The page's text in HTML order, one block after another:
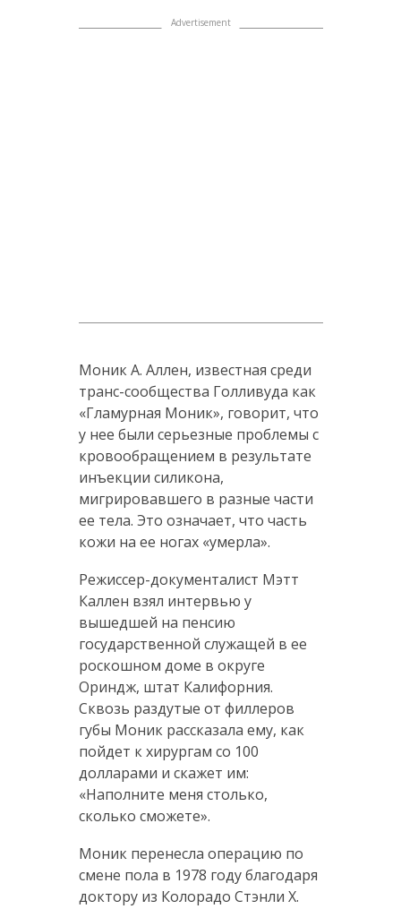
Моник А. Аллен, известная среди
транс-сообщества Голливуда как
«Гламурная Моник», говорит, что
у нее были серьезные проблемы с
кровообращением в результате
инъекции силикона,
мигрировавшего в разные части
ее тела. Это означает, что часть
кожи на ее ногах «умерла».
Режиссер-документалист Мэтт
Каллен взял интервью у
вышедшей на пенсию
государственной служащей в ее
роскошном доме в округе
Ориндж, штат Калифорния.
Сквозь раздутые от филлеров
губы Моник рассказала ему, как
пойдет к хирургам со 100
долларами и скажет им:
«Наполните меня столько,
сколько сможете».
Моник перенесла операцию по
смене пола в 1978 году благодаря
доктору из Колорадо Стэнли Х.